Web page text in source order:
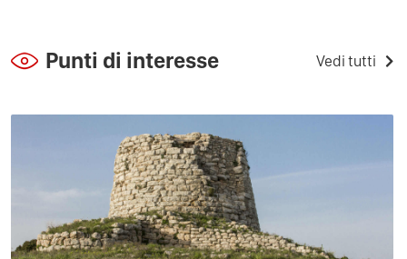
Punti di interesse Vedi tutti